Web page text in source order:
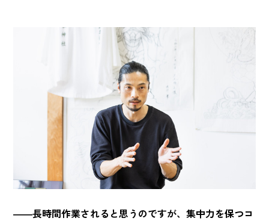
――長時間作業されると思うのですが、集中力を保つコ